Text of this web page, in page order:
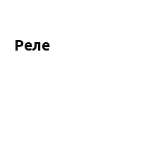
Реле